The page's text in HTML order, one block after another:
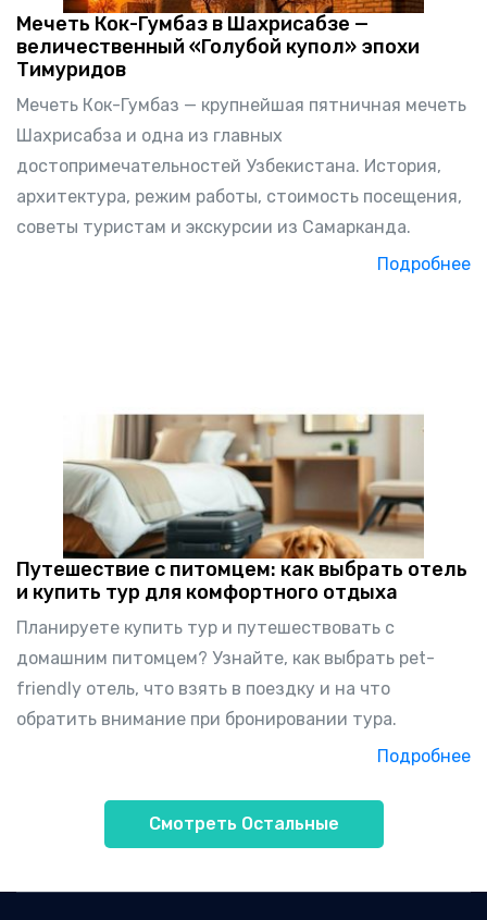
Мечеть Кок-Гумбаз в Шахрисабзе —
величественный «Голубой купол» эпохи
Тимуридов
Мечеть Кок-Гумбаз — крупнейшая пятничная мечеть
Шахрисабза и одна из главных
достопримечательностей Узбекистана. История,
архитектура, режим работы, стоимость посещения,
советы туристам и экскурсии из Самарканда.
Подробнее
Путешествие с питомцем: как выбрать отель
и купить тур для комфортного отдыха
Планируете купить тур и путешествовать с
домашним питомцем? Узнайте, как выбрать pet-
friendly отель, что взять в поездку и на что
обратить внимание при бронировании тура.
Подробнее
Смотреть Остальные